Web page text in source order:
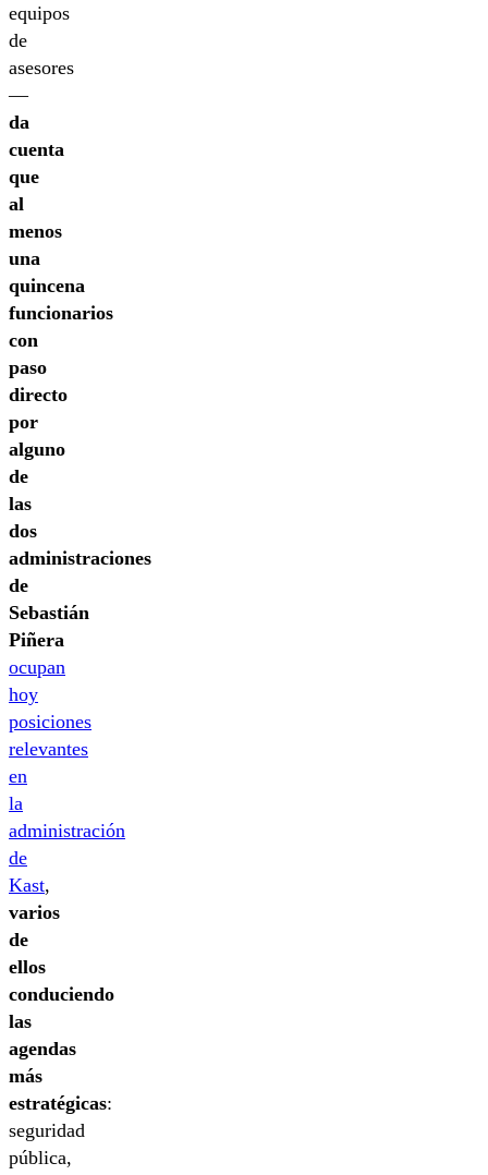
equipos
de
asesores
—
da
cuenta
que
al
menos
una
quincena
funcionarios
con
paso
directo
por
alguno
de
las
dos
administraciones
de
Sebastián
Piñera
ocupan
hoy
posiciones
relevantes
en
la
administración
de
Kast,
varios
de
ellos
conduciendo
las
agendas
más
estratégicas:
seguridad
pública,